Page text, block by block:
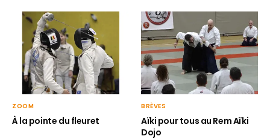
ZOOM
À la pointe du fleuret
BRÈVES
Aïki pour tous au Rem Aïki
Dojo